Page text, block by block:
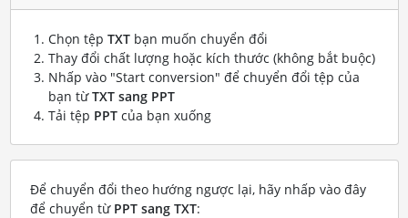
Chọn tệp TXTbạn muốn chuyển đổi
Thay đổi chất lượng hoặc kích thước (không bắt buộc)
Nhấp vào "Start conversion" để chuyển đổi tệp của
bạn từTXT sang PPT
Tải tệp PPTcủa bạn xuống
Để chuyển đổi theo hướng ngược lại, hãy nhấp vào đây
để chuyển từ PPT sang TXT: